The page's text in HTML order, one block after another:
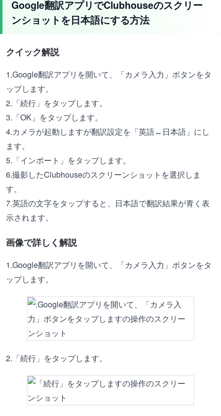
Google翻訳アプリでClubhouseのスクリー
ンショットを日本語にする方法
クイック解説
1.Google翻訳アプリを開いて、「カメラ入力」ボタンをタ
ップします。
2.「続行」をタップします。
3.「OK」をタップします。
4.カメラが起動しますが翻訳設定を「英語↔日本語」にし
ます。
5.「インポート」をタップします。
6.撮影したClubhouseのスクリーンショットを選択しま
す。
7.英語の文字をタップすると、日本語で翻訳結果が青く表
示されます。
画像で詳しく解説
1.Google翻訳アプリを開いて、「カメラ入力」ボタンをタ
ップします。
2.「続行」をタップします。